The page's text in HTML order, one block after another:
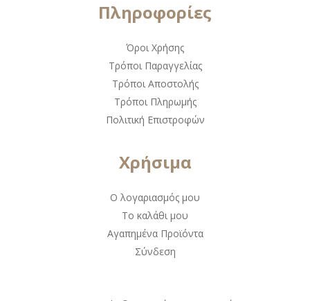
Πληροφορίες
Όροι Χρήσης
Τρόποι Παραγγελίας
Τρόποι Αποστολής
Τρόποι Πληρωμής
Πολιτική Επιστροφών
Χρήσιμα
Ο λογαριασμός μου
Το καλάθι μου
Αγαπημένα Προϊόντα
Σύνδεση